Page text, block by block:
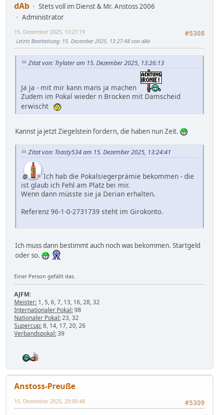
dAb
Stets voll im Dienst & Mr. Anstoss 2006
Administrator
#5308
15. Dezember 2025, 13:27:19
Letzte Bearbeitung: 15. Dezember 2025, 13:27:48 von dAb
Zitat von: Trylater am 15. Dezember 2025, 13:26:13
Ja ja - mit mir kann mans ja machen
Zudem im Pokal wieder n Brocken mit Damscheid
erwischt
Kannst ja jetzt Ziegelstein fordern, die haben nun Zeit.
Zitat von: Toasty534 am 15. Dezember 2025, 13:24:41
Ich hab die Pokalsiegerprämie bekommen - die
ist glaub ich Fehl am Platz bei mir.
Wenn dann müsste sie ja Derian erhalten.
Referenz 96-1-0-2731739 steht im Girokonto.
Ich muss dann bestimmt auch noch was bekommen. Startgeld
oder so.
Einer Person gefällt das.
AJFM:
Meister: 1, 5, 6, 7, 13, 16, 28, 32
Internationaler Pokal:98
Nationaler Pokal:23, 32
Supercup:8, 14, 17, 20, 26
Verbandspokal:39
Anstoss-Preuße
#5309
15. Dezember 2025, 20:00:48